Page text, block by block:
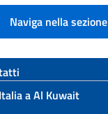
Naviga nella sezione
footer
a Al Kuwait